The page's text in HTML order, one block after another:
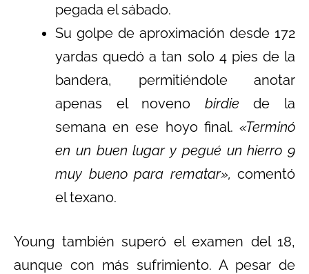
pegada el sábado.
Su golpe de aproximación desde 172
yardas quedó a tan solo 4 pies de la
bandera, permitiéndole anotar
apenas el noveno birdie de la
semana en ese hoyo final. «Terminó
en un buen lugar y pegué un hierro 9
muy bueno para rematar», comentó
el texano.
Young también superó el examen del 18,
aunque con más sufrimiento. A pesar de